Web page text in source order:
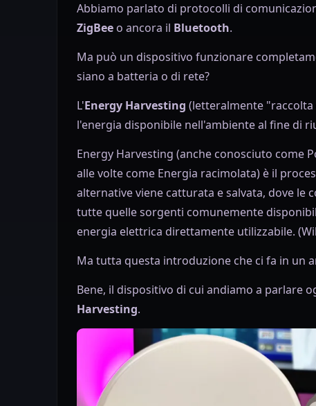
Abbiamo parlato di protocolli di
ZigBee o ancora il Bluetooth.
Ma può un dispositivo funzionare
siano a batteria o di rete?
L'Energy Harvesting (letteralmente
l'energia disponibile nell'ambiente al fine di
Energy Harvesting (anche conosciuto come
alle volte come Energia racimolata) è il
alternative viene catturata e salvata, dove
tutte quelle sorgenti comunemente
energia elettrica direttamente utilizzabile.
Ma tutta questa introduzione che ci fa in un
Bene, il dispositivo di cui andiamo a parlare
Harvesting.